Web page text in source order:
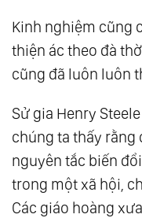
Kinh nghiệm cũng
thiện ác theo đà
cũng đã luôn luôn
Sử gia Henry
chúng ta thấy rằng
nguyên tắc biến
trong một xã hội,
Các giáo hoàng